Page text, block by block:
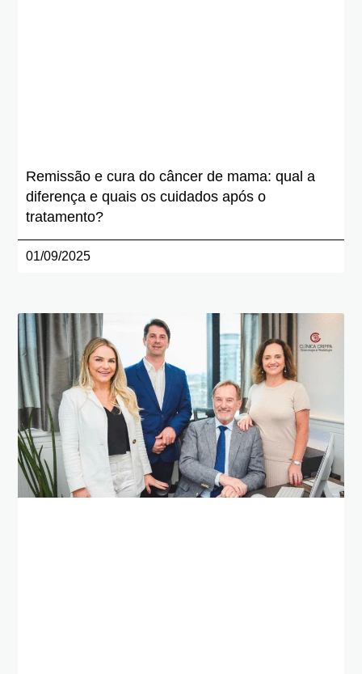
Remissão e cura do câncer de mama: qual a
diferença e quais os cuidados após o
tratamento?
01/09/2025